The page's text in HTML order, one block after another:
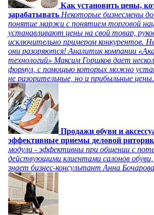
Как установить цены,
зарабатывать Некоторые бизнесмены
понятие маржи с понятием торговой
устанавливают цены на свой товар,
исключительно примером конкурентов.
они разоряются! Аналитик компании
технологий» Максим Горшков дает
формул, с помощью которых можно
не разорительные, но и прибыльные цены.
Продажи обуви и
эффективные приемы деловой
модули - эффективны при общении с
действующими клиентами салонов обуви,
знает бизнес-консультант Анна